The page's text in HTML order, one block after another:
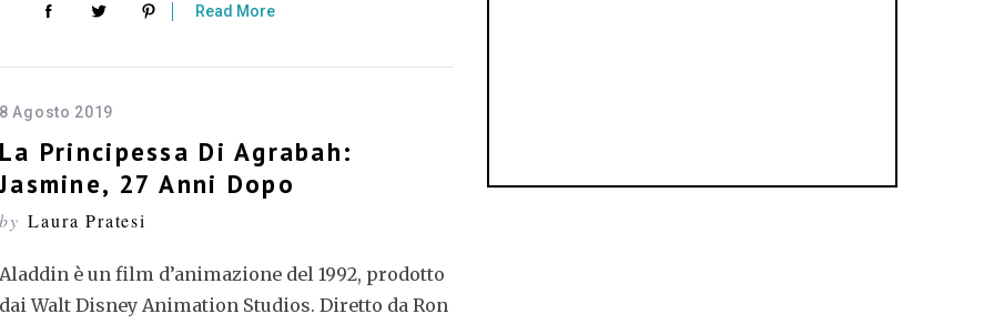
Read More
8 Agosto 2019
La Principessa Di Agrabah:
Jasmine, 27 Anni Dopo
by Laura Pratesi
Aladdin è un film d’animazione del 1992, prodotto
dai Walt Disney Animation Studios. Diretto da Ron